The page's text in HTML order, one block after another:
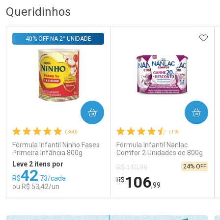
Queridinhos
(360)
Fórmula Infantil Ninho Fases
Primeira Infância 800g
40% OFF NA 2° UNIDADE
Leve 2 itens por
R$42,73/cada
ou R$ 53,42/un
COMPRAR
(19)
Fórmula Infantil Nanlac
Comfor 2 Unidades de 800g
R$ 140,99
R$106,99
24% OFF
COMPRAR